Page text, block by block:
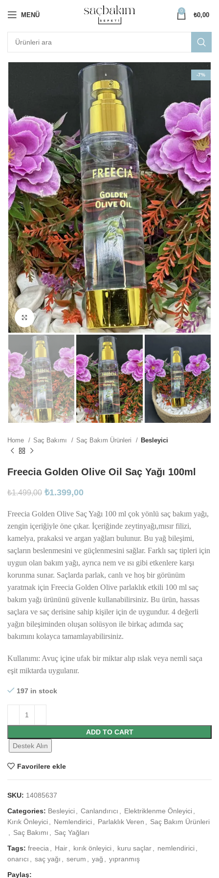
MENÜ
0
₺0,00
-7%
Büyütmek için tıklayın
Home Saç Bakımı Saç Bakım Ürünleri Besleyici
Freecia Golden Olive Oil Saç Yağı 100ml
₺1.499,00 ₺1.399,00
Freecia Golden Olive Saç Yağı 100 ml çok yönlü saç bakım yağı,
zengin içeriğiyle öne çıkar. İçeriğinde zeytinyağı,mısır filizi,
kamelya, prakaksi ve argan yağları bulunur. Bu yağ bileşimi,
saçların beslenmesini ve güçlenmesini sağlar. Farklı saç tipleri için
uygun olan bakım yağı, ayrıca nem ve ısı gibi etkenlere karşı
korunma sunar. Saçlarda parlak, canlı ve hoş bir görünüm
yaratmak için Freecia Golden Olive parlaklık etkili 100 ml saç
bakım yağı ürününü güvenle kullanabilirsiniz. Bu ürün, hassas
saçlara ve saç derisine sahip kişiler için de uygundur. 4 değerli
yağın bileşiminden oluşan solüsyon ile birkaç adımda saç
bakımını kolayca tamamlayabilirsiniz.
Kullanımı: Avuç içine ufak bir miktar alıp ıslak veya nemli saça
eşit miktarda uygulanır.
197 in stock
ADD TO CART
Destek Alın
Favorilere ekle
SKU: 14085637
Categories: Besleyici, Canlandırıcı , Elektriklenme Önleyici,
Kırık Önleyici, Nemlendirici, Parlaklık Veren , Saç Bakım Ürünleri
, Saç Bakımı , Saç Yağları
Tags: freecia, Hair, kırık önleyici, kuru saçlar, nemlendirici,
onarıcı , saç yağı , serum , yağ , yıpranmış
Paylaş: